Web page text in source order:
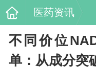
医药资讯
不同价位
单：从成分突